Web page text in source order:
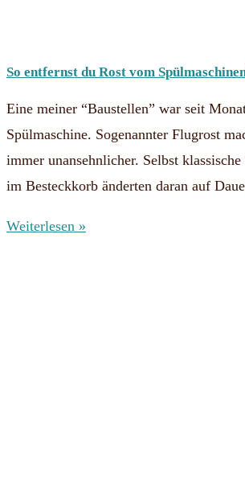
So entfernst du Rost vom
Eine meiner “Baustellen” war seit
Spülmaschine. Sogenannter Flugrost
immer unansehnlicher. Selbst
im Besteckkorb änderten daran auf
Weiterlesen »